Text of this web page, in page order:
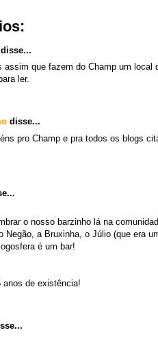
disse...
assim que fazem do Champ um local
ler.
disse...
pro Champ e pra todos os blogs
o nosso barzinho lá na
Negão, a Bruxinha, o Júlio (que era
é um bar!
anos de existência!